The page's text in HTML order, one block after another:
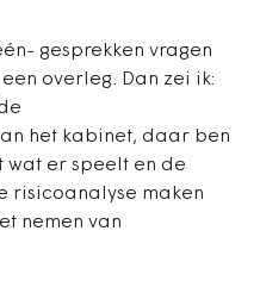
gesprekken vragen
overleg. Dan zei ik:
het kabinet, daar ben
wat er speelt en de
risicoanalyse maken
nemen van